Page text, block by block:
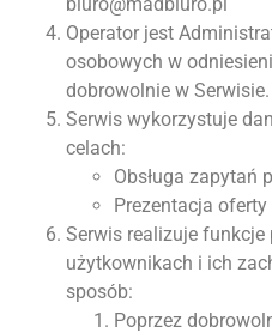
Operator jest
osobowych w
dobrowolnie w Serwisie.
Serwis wykorzystuje
celach:
Obsługa zapytań
Prezentacja
Serwis realizuje
użytkownikach i ich
sposób:
Poprzez